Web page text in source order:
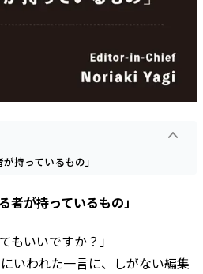
持っているもの」
が持っているもの」
もいいですか？」
いわれた一言に、しがない編集